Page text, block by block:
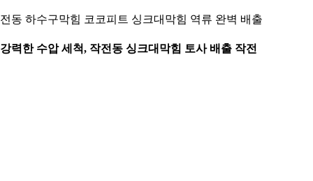
동 하수구막힘 코코피트 싱크대막힘 역류 완벽 배출
력한 수압 세척, 작전동 싱크대막힘 토사 배출 작전